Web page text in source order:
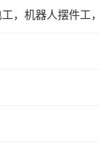
，机器人摆件工